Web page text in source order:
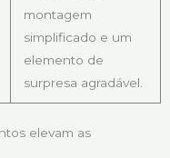
montagem
simplificado e um
elemento de
surpresa agradável.
elevam as